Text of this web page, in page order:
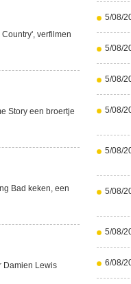
verfilmen
Story een broertje
Bad keken, een
Damien Lewis
5/08/
5/08/
5/08/
5/08/
5/08/
5/08/
5/08/
6/08/